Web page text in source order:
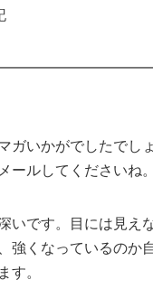
ガいかがでしたでし
ールしてくださいね。
いです。目には見え
強くなっているのか
す。